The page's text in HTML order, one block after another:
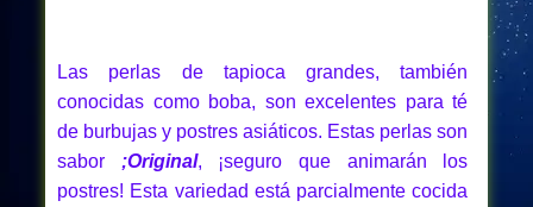
Las perlas de tapioca grandes, también
conocidas como boba, son excelentes para té
de burbujas y postres asiáticos. Estas perlas son
sabor ;Original, ¡seguro que animarán los
postres! Esta variedad está parcialmente cocida